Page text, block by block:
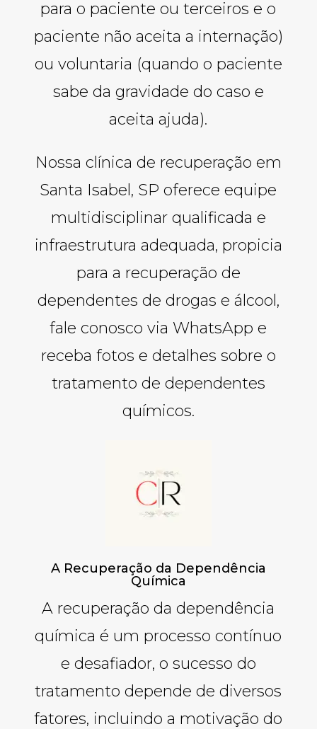
para o paciente ou terceiros e o
paciente não aceita a internação)
ou voluntaria (quando o paciente
sabe da gravidade do caso e
aceita ajuda).
Nossa clínica de recuperação em
Santa Isabel, SP oferece equipe
multidisciplinar qualificada e
infraestrutura adequada, propicia
para a recuperação de
dependentes de drogas e álcool,
fale conosco via WhatsApp e
receba fotos e detalhes sobre o
tratamento de dependentes
químicos.
A Recuperação da Dependência
Química
A recuperação da dependência
química é um processo contínuo
e desafiador, o sucesso do
tratamento depende de diversos
fatores, incluindo a motivação do